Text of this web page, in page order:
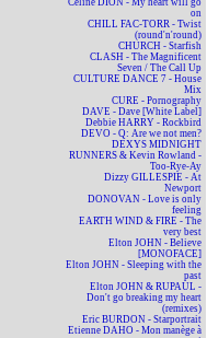
Céline DION - My heart will go
on
CHILL FAC-TORR - Twist
(round'n'round)
CHURCH - Starfish
CLASH - The Magnificent
Seven / The Call Up
CULTURE DANCE 7 - House
Mix
CURE - Pornography
DAVE - Dave [White Label]
Debbie HARRY - Rockbird
DEVO - Q: Are we not men?
DEXYS MIDNIGHT
RUNNERS & Kevin Rowland -
Too-Rye-Ay
Dizzy GILLESPIE - At
Newport
DONOVAN - Love is only
feeling
EARTH WIND & FIRE - The
very best
Elton JOHN - Believe
[MONOFACE]
Elton JOHN - Sleeping with the
past
Elton JOHN & RUPAUL -
Don't go breaking my heart
(remixes)
Eric BURDON - Starportrait
Etienne DAHO - Mon manège à